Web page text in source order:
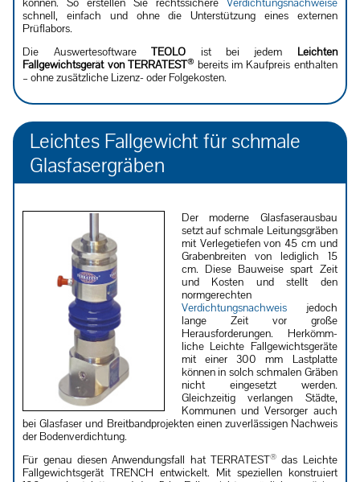
schnell, einfach und ohne die Unterstützung eines externen
Prüflabors.
Die AuswertesoftwareTEOLO ist bei jedem Leichten
Fallgewichtsgerät von TERRATEST® bereits im Kaufpreis enthalten
– ohne zusätzliche Lizenz- oder Folgekosten.
Leichtes Fallgewicht für schmale
Glasfasergräben
Der moderne Glasfaserausbau
setzt auf schmale Leitungsgräben
mit Verlegetiefen von 45 cm und
Grabenbreiten von lediglich 15
cm. Diese Bauweise spart Zeit
und Kosten und stellt den
normgerechten
Verdichtungsnachweisjedoch
lange Zeit vor große
Herausforderungen. Herkömm­
liche Leichte Fallgewichtsgeräte
mit einer 300 mm Lastplatte
können in solch schmalen Gräben
nicht eingesetzt werden.
Gleichzeitig verlangen Städte,
Kommunen und Versorger auch
bei Glasfaser und Breitbandprojekten einen zuverlässigen Nachweis
der Bodenverdichtung.
Für genau diesen Anwendungsfall hat TERRATEST® das Leichte
Fallgewichtsgerät TRENCH entwickelt. Mit speziellen konstruiert